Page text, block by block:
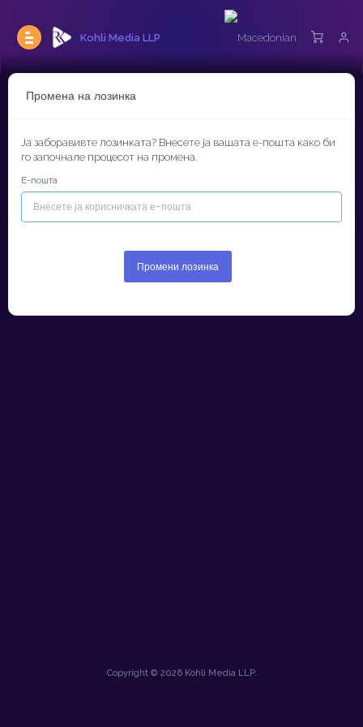
Kohli Media LLP
Промена на лозинка
Ја заборавивте лозинката? Внесете ја вашата е-пошта како би
го започнале процесот на промена.
Е-пошта
Промени лозинка
Copyright © 2026 Kohli Media LLP.